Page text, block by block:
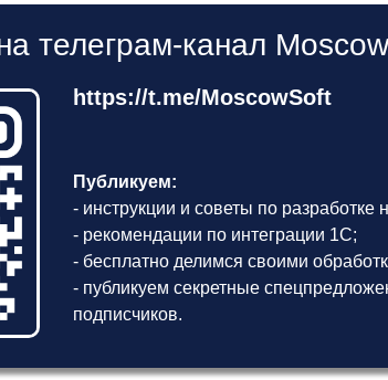
телеграм-канал
https://t.me/MoscowSoft
Публикуем:
- инструкции и советы по разработке
- рекомендации по интеграции 1С;
- бесплатно делимся своими
- публикуем секретные
подписчиков.